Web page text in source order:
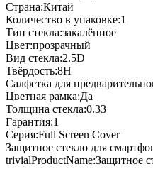
Страна:Китай
Количество в упаковке:1
Тип стекла:закалённое
Цвет:прозрачный
Вид стекла:2.5D
Твёрдость:8H
Салфетка для
Цветная рамка:Да
Толщина стекла:0.33
Гарантия:1
Серия:Full Screen Cover
Защитное стекло для
trivialProductName:Защитное